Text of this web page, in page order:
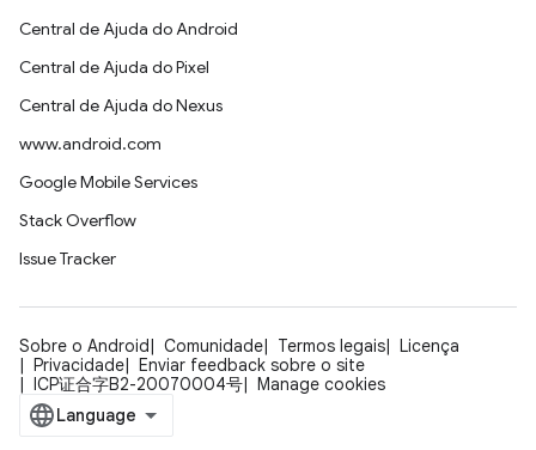
Central de Ajuda do Android
Central de Ajuda do Pixel
Central de Ajuda do Nexus
www.android.com
Google Mobile Services
Stack Overflow
Issue Tracker
Sobre o Android Comunidade Termos legais
Licença
Privacidade
Enviar feedback sobre o site
ICP证合字B2-20070004号
Manage cookies